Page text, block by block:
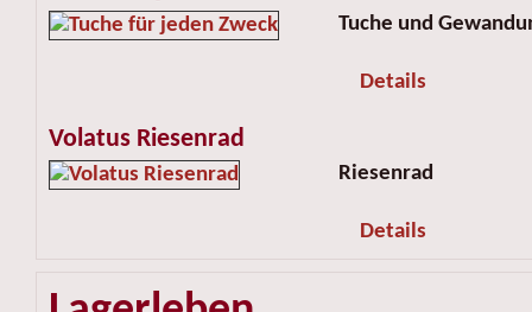
Tuche und
Details
Volatus Riesenrad
Riesenrad
Details